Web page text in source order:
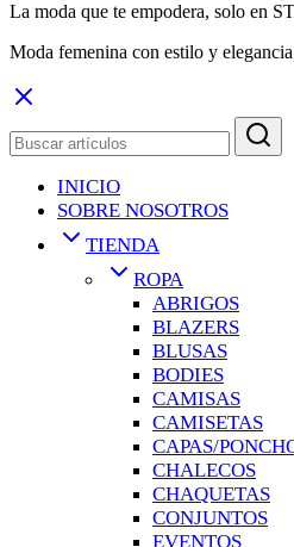
La moda que te empodera, solo en
Moda femenina con estilo y
INICIO
SOBRE NOSOTROS
TIENDA
ROPA
ABRIGOS
BLAZERS
BLUSAS
BODIES
CAMISAS
CAMISETAS
CAPAS/
CHALECOS
CHAQUETAS
CONJUNTOS
EVENTOS